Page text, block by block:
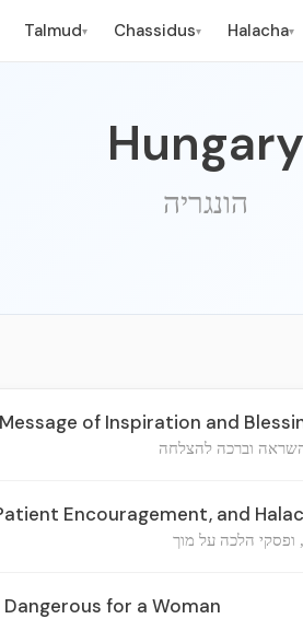
Talmud▾ Chassidus▾ Halacha▾
Hungary
הונגריה
of Inspiration and
וברכה להצלחה
Encouragement, and
ופסקי הלכה על מוך
for a Woman